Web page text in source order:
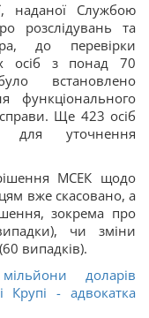
наданої Службою
розслідувань та
до перевірки
осіб з понад 70
встановлено
функціонального
Ще 423 осіб
для уточнення
МСЕК щодо
вже скасовано, а
зокрема про
чи зміни
випадків).
доларів
Крупі - адвокатка